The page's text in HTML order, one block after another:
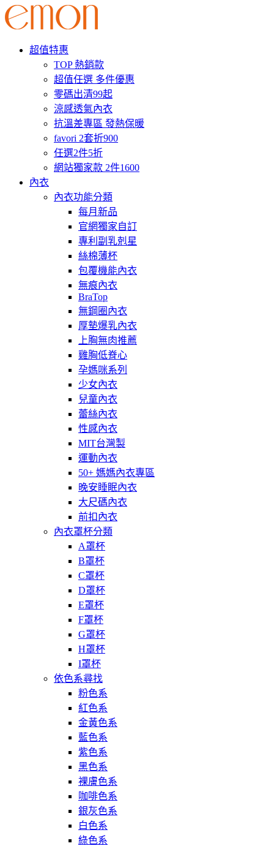
超值特惠
TOP 熱銷款
超值任選 多件優惠
零碼出清99起
涼感透氣內衣
抗溫差專區 發熱保暖
favori 2套折900
任選2件5折
網站獨家款 2件1600
內衣
內衣功能分類
每月新品
官網獨家自訂
專利副乳剋星
絲棉薄杯
包覆機能內衣
無痕內衣
BraTop
無鋼圈內衣
厚墊爆乳內衣
上胸無肉推薦
雞胸低脊心
孕媽咪系列
少女內衣
兒童內衣
蕾絲內衣
性感內衣
MIT台灣製
運動內衣
50+ 媽媽內衣專區
晚安睡眠內衣
大尺碼內衣
前扣內衣
內衣罩杯分類
A罩杯
B罩杯
C罩杯
D罩杯
E罩杯
F罩杯
G罩杯
H罩杯
I罩杯
依色系尋找
粉色系
紅色系
金黃色系
藍色系
紫色系
黑色系
裸膚色系
咖啡色系
銀灰色系
白色系
綠色系